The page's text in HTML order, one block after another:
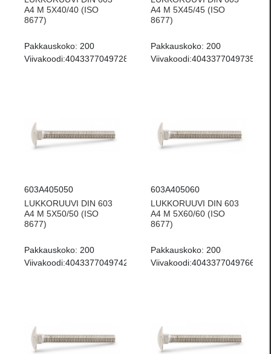
A4 M 5X40/40 (ISO
8677)
Pakkauskoko: 200
Viivakoodi:4043377049728
A4 M 5X45/45 (ISO
8677)
Pakkauskoko: 200
Viivakoodi:4043377049735
603A405050
LUKKORUUVI DIN 603
A4 M 5X50/50 (ISO
8677)
Pakkauskoko: 200
Viivakoodi:4043377049742
603A405060
LUKKORUUVI DIN 603
A4 M 5X60/60 (ISO
8677)
Pakkauskoko: 200
Viivakoodi:4043377049766